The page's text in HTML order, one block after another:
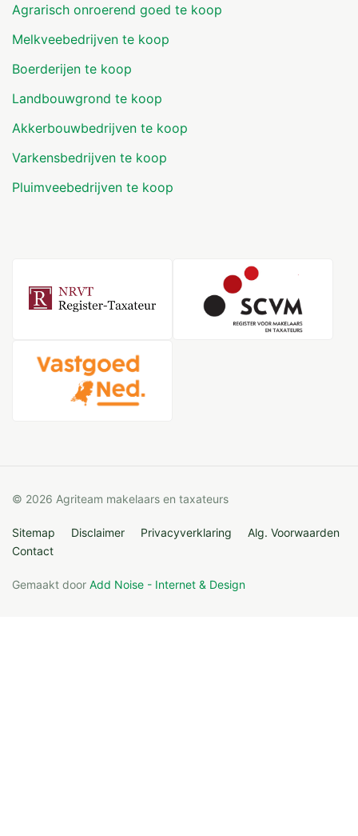
Agrarisch onroerend goed te koop
Melkveebedrijven te koop
Boerderijen te koop
Landbouwgrond te koop
Akkerbouwbedrijven te koop
Varkensbedrijven te koop
Pluimveebedrijven te koop
© 2026 Agriteam makelaars en taxateurs
Sitemap Disclaimer Privacyverklaring
Alg. Voorwaarden
Contact
Gemaakt door Add Noise - Internet & Design